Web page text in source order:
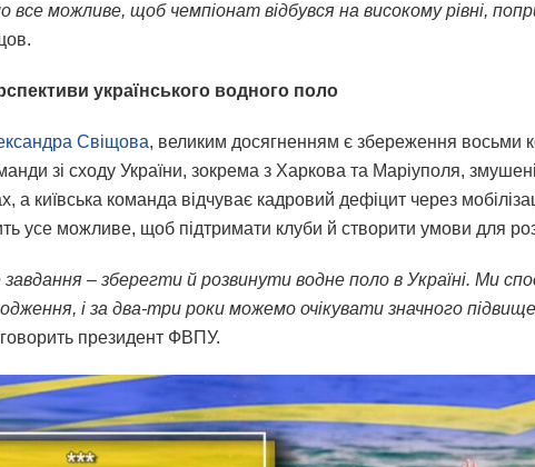
все можливе, щоб чемпіонат відбувся на високому рівні,
українського водного поло
Свіщова, великим досягненням є збереження восьми
зі сходу України, зокрема з Харкова та Маріуполя,
а київська команда відчуває кадровий дефіцит через
усе можливе, щоб підтримати клуби й створити умови для
– зберегти й розвинути водне поло в Україні. Ми
і за два-три роки можемо очікувати значного
президент ФВПУ.